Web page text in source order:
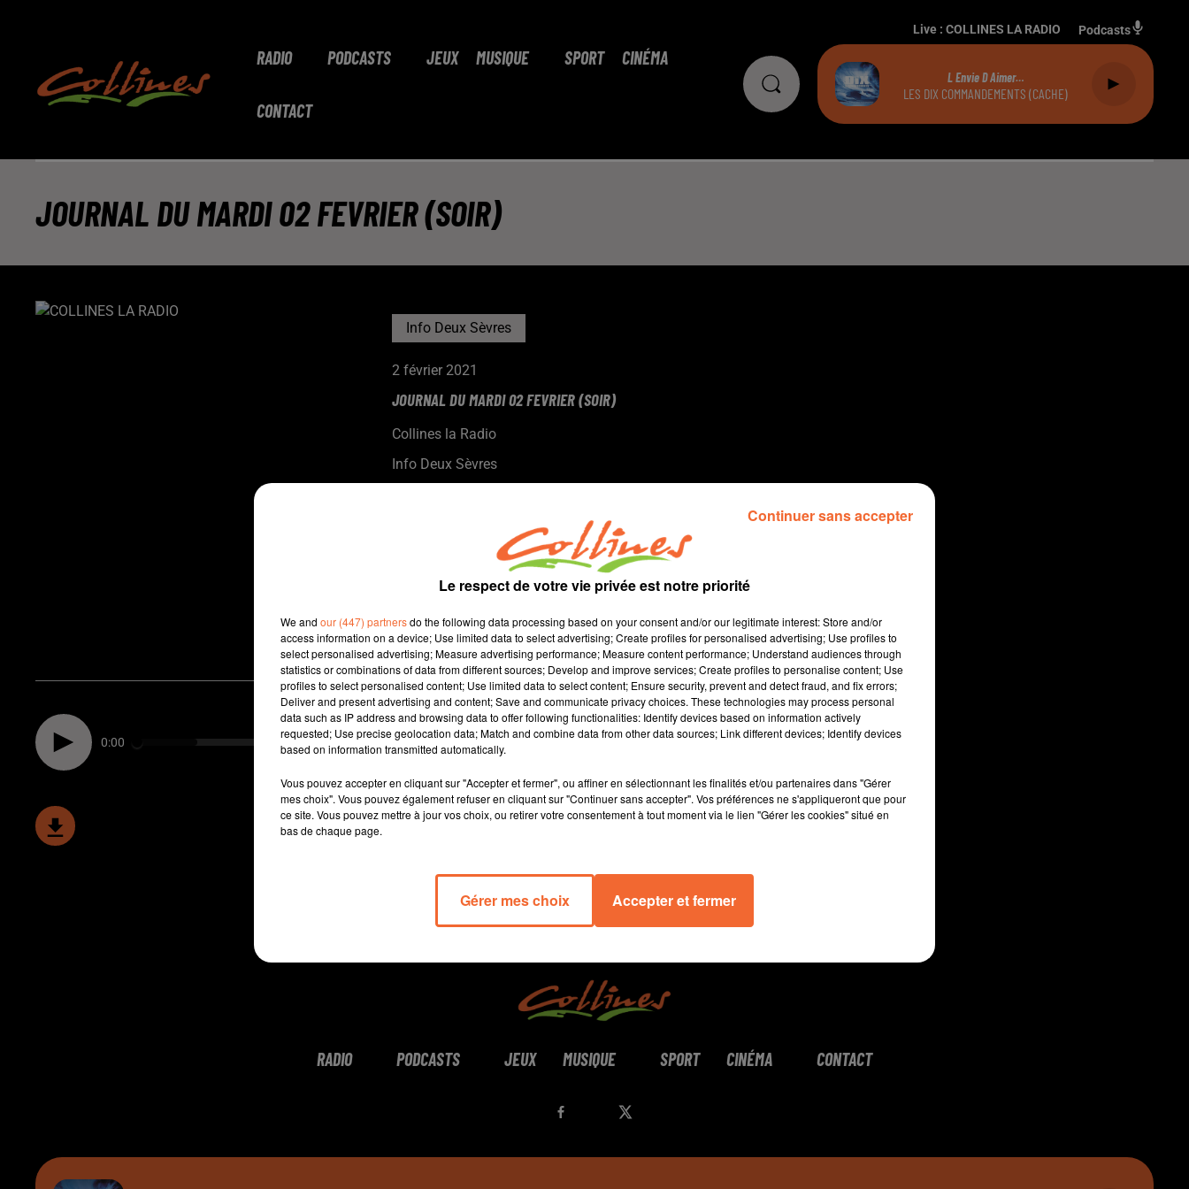
RADIO PODCASTS JEUX MUSIQUE SPORT CINÉMA
CONTACT
Live : COLLINES LA RADIO Podcasts
L Envie D Aimer…
LES DIX COMMANDEMENTS (CACHE)
JOURNAL DU MARDI 02 FEVRIER (SOIR)
Info Deux Sèvres
2 février 2021
JOURNAL DU MARDI 02 FEVRIER (SOIR)
Collines la Radio
Info Deux Sèvres
La communauté d'agglo de Niort a voté son budget hier. Cette
année, près de 40 Millions d'euros seront consacrés à
La ville de Bressuire a elle débattu de ses orientations
A Thouars, deux nouveaux chantiers vont être lancés en
parallèle des trois majeurs actuellement en cours.
Les Chamois jouent au Paris FC ce soir avec l'espoir de se
relancer.
0:00 0:00
RADIO PODCASTS JEUX MUSIQUE SPORT CINÉMA CONTACT
Le respect de votre vie privée est notre priorité
We and our (447) partnersdo the following data processing based on your consent and/or our legitimate interest: Store and/or
access information on a device; Use limited data to select advertising; Create profiles for personalised advertising; Use profiles to
select personalised advertising; Measure advertising performance; Measure content performance; Understand audiences through
statistics or combinations of data from different sources; Develop and improve services; Create profiles to personalise content; Use
profiles to select personalised content; Use limited data to select content; Ensure security, prevent and detect fraud, and fix errors;
Deliver and present advertising and content; Save and communicate privacy choices. These technologies may process personal
data such as IP address and browsing data to offer following functionalities: Identify devices based on information actively
requested; Use precise geolocation data; Match and combine data from other data sources; Link different devices; Identify devices
based on information transmitted automatically.
Vous pouvez accepter en cliquant sur "Accepter et fermer", ou affiner en sélectionnant les finalités et/ou partenaires dans "Gérer
mes choix". Vous pouvez également refuser en cliquant sur "Continuer sans accepter". Vos préférences ne s'appliqueront que pour
ce site. Vous pouvez mettre à jour vos choix, ou retirer votre consentement à tout moment via le lien "Gérer les cookies" situé en
bas de chaque page.
Gérer mes choix Accepter et fermer
Continuer sans accepter